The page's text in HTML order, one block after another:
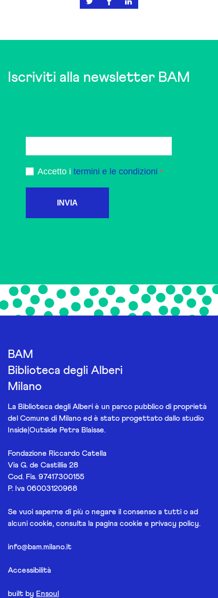
Iscriviti alla newsletter BAM
Accetto i termini e le condizioni
INVIA
BAM
Biblioteca degli Alberi
Milano
La Biblioteca degli Alberi è un parco pubblico di proprietà
del Comune di Milano ed è stato progettato dallo studio
Inside|Outside Petra Blaisse.
Fondazione Riccardo Catella
Via G. de Castillia 28
Cod. Fis. 97417300155
P. Iva 06003120968
Se vuoi saperne di più o negare il consenso a tutti o ad
alcuni cookie, consulta la pagina cookie e privacy policy.
info@bam.milano.it
Accessibilità
built by Ensoul